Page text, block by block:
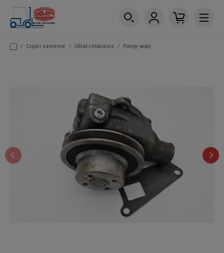
/ Części zamienne / Układ chłodzenia / Pompy wody